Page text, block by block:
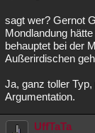
sagt wer? Gernot
Mondlandung
behauptet bei der
Außerirdischen
Ja, ganz toller
Argumentation.
UffTaTa